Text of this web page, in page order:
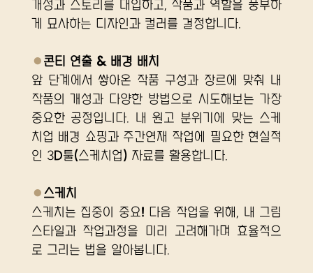
개성과 스토리를 대입하고, 작품과 역할을 풍부하
게 묘사하는 디자인과 컬러를 결정합니다.
● 콘티 연출 & 배경 배치
앞 단계에서 쌓아온 작품 구성과 장르에 맞춰 내
작품의 개성과 다양한 방법으로 시도해보는 가장
중요한 공정입니다. 내 원고 분위기에 맞는 스케
치업 배경 쇼핑과 주간연재 작업에 필요한 현실적
인 3D툴(스케치업) 자료를 활용합니다.
● 스케치
스케치는 집중이 중요! 다음 작업을 위해, 내 그림
스타일과 작업과정을 미리 고려해가며 효율적으
로 그리는 법을 알아봅니다.